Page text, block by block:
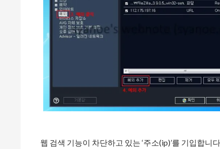
웹 검색 기능이 차단하고 있는 ‘주소(ip)’를 기입합니